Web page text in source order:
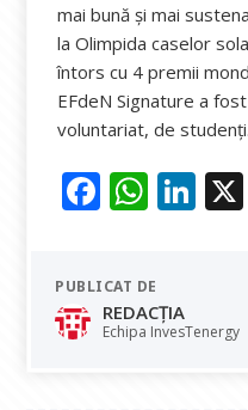
mai bună și mai
la Olimpida caselor
întors cu 4 premii
EFdeN Signature a
voluntariat, de studenți.
F
e
b
o
W
at
s
A
Li
dI
PUBLICAT DE
REDACȚIA
Echipa InvesTenergy